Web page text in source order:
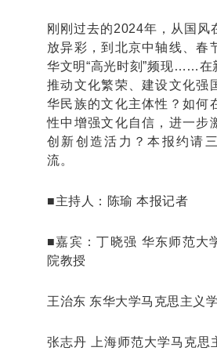
刚刚过去的2024年，从国风
放异彩，到北京中轴线、春
华文明“高光时刻”频现……在
推动文化繁荣、建设文化强
华民族的文化主体性？如何
性中增强文化自信，进一步
创新创造活力？本报约请
流。
■主持人：陈瑜 本报记者
■嘉宾：丁晓强 华东师范大
院教授
王治东 东华大学马克思主义
张志丹 上海师范大学马克思